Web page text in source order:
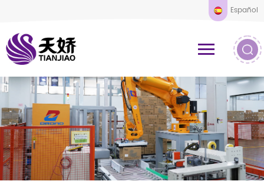
Español